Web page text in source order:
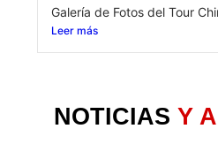
Galería de Fotos del Tour
Leer más
NOTICIAS Y